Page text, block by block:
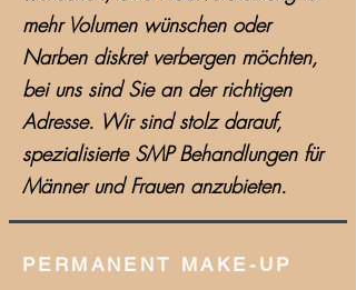
mehr Volumen wünschen oder
Narben diskret verbergen möchten,
bei uns sind Sie an der richtigen
Adresse. Wir sind stolz darauf,
spezialisierte SMP Behandlungen für
Männer und Frauen anzubieten.
PERMANENT MAKE-UP